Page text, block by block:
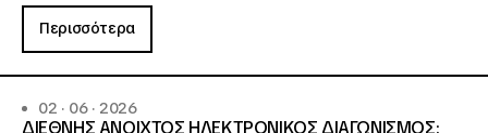
Περισσότερα
02 · 06 · 2026
ΔΙΕΘΝΗΣ ΑΝΟΙΧΤΟΣ ΗΛΕΚΤΡΟΝΙΚΟΣ ΔΙΑΓΩΝΙΣΜΟΣ: